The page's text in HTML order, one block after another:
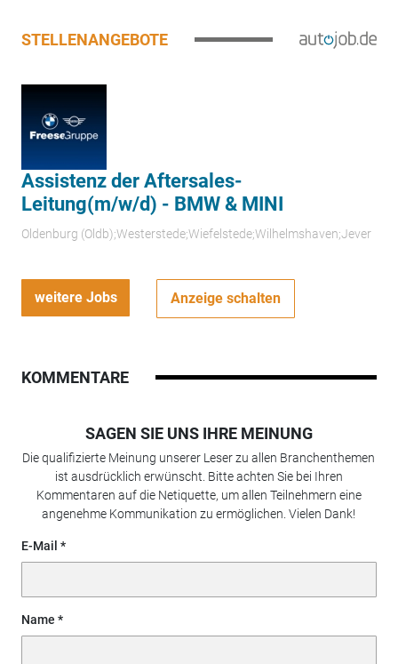
STELLENANGEBOTE
Assistenz der Aftersales-
Leitung(m/w/d) - BMW & MINI
Oldenburg (Oldb);Westerstede;Wiefelstede;Wilhelmshaven;Jever
weitere Jobs Anzeige schalten
KOMMENTARE
SAGEN SIE UNS IHRE MEINUNG
Die qualifizierte Meinung unserer Leser zu allen Branchenthemen
ist ausdrücklich erwünscht. Bitte achten Sie bei Ihren
Kommentaren auf die Netiquette, um allen Teilnehmern eine
angenehme Kommunikation zu ermöglichen. Vielen Dank!
E-Mail
Name